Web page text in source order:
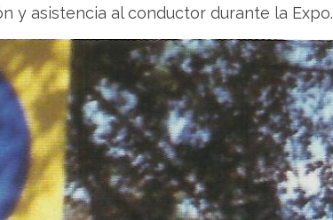
y asistencia al conductor durante la Expo.